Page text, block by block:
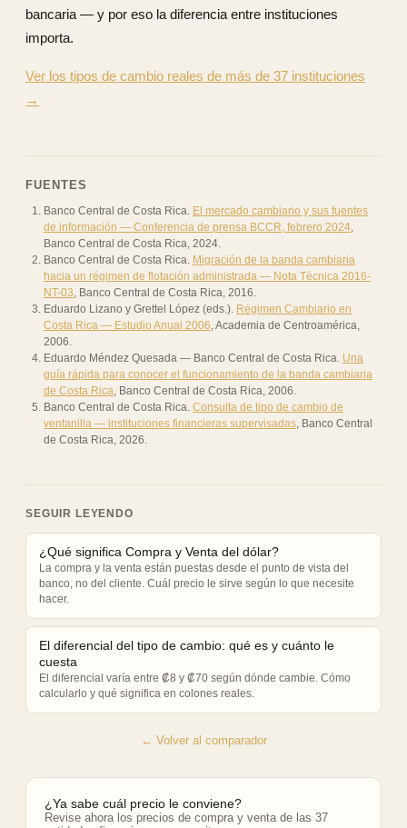
bancaria — y por eso la diferencia entre instituciones
importa.
Ver los tipos de cambio reales de más de 37 instituciones
→
FUENTES
Banco Central de Costa Rica. El mercado cambiario y sus fuentes
de información — Conferencia de prensa BCCR, febrero 2024,
Banco Central de Costa Rica, 2024.
Banco Central de Costa Rica. Migración de la banda cambiaria
hacia un régimen de flotación administrada — Nota Técnica 2016-
NT-03, Banco Central de Costa Rica, 2016.
Eduardo Lizano y Grettel López (eds.). Régimen Cambiario en
Costa Rica — Estudio Anual 2006,Academia de Centroamérica,
2006.
Eduardo Méndez Quesada — Banco Central de Costa Rica. Una
guía rápida para conocer el funcionamiento de la banda cambiaria
de Costa Rica, Banco Central de Costa Rica, 2006.
Banco Central de Costa Rica. Consulta de tipo de cambio de
ventanilla — instituciones financieras supervisadas, Banco Central
de Costa Rica, 2026.
SEGUIR LEYENDO
¿Qué significa Compra y Venta del dólar?
La compra y la venta están puestas desde el punto de vista del
banco, no del cliente. Cuál precio le sirve según lo que necesite
hacer.
El diferencial del tipo de cambio: qué es y cuánto le
cuesta
El diferencial varía entre ₡8 y ₡70 según dónde cambie. Cómo
calcularlo y qué significa en colones reales.
← Volver al comparador
¿Ya sabe cuál precio le conviene?
Revise ahora los precios de compra y venta de las 37